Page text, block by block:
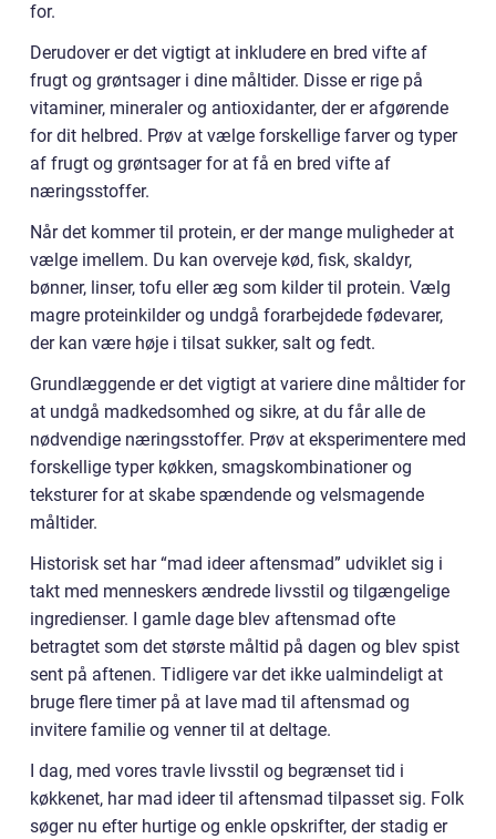
for.
Derudover er det vigtigt at inkludere en bred vifte af
frugt og grøntsager i dine måltider. Disse er rige på
vitaminer, mineraler og antioxidanter, der er afgørende
for dit helbred. Prøv at vælge forskellige farver og typer
af frugt og grøntsager for at få en bred vifte af
næringsstoffer.
Når det kommer til protein, er der mange muligheder at
vælge imellem. Du kan overveje kød, fisk, skaldyr,
bønner, linser, tofu eller æg som kilder til protein. Vælg
magre proteinkilder og undgå forarbejdede fødevarer,
der kan være høje i tilsat sukker, salt og fedt.
Grundlæggende er det vigtigt at variere dine måltider for
at undgå madkedsomhed og sikre, at du får alle de
nødvendige næringsstoffer. Prøv at eksperimentere med
forskellige typer køkken, smagskombinationer og
teksturer for at skabe spændende og velsmagende
måltider.
Historisk set har “mad ideer aftensmad” udviklet sig i
takt med menneskers ændrede livsstil og tilgængelige
ingredienser. I gamle dage blev aftensmad ofte
betragtet som det største måltid på dagen og blev spist
sent på aftenen. Tidligere var det ikke ualmindeligt at
bruge flere timer på at lave mad til aftensmad og
invitere familie og venner til at deltage.
I dag, med vores travle livsstil og begrænset tid i
køkkenet, har mad ideer til aftensmad tilpasset sig. Folk
søger nu efter hurtige og enkle opskrifter, der stadig er